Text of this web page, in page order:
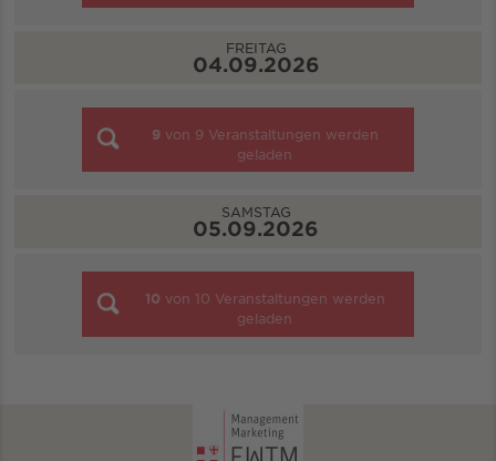
FREITAG
04.09.2026
9 von 9 Veranstaltungen werden
geladen
SAMSTAG
05.09.2026
10 von 10 Veranstaltungen werden
geladen